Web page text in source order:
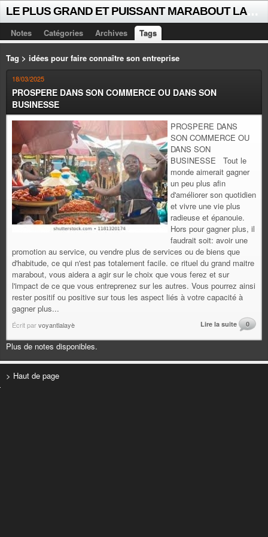
L
E PLUS GRAND ET PUISSANT MARABOUT LALAYE SORCIER VOYANT CELEBRE D'AFRIQUE INTERNATIONAL +229 +229 51021018
Notes Catégories Archives Tags
Tag > idées pour faire connaître son entreprise
18/03/2025
PROSPERE DANS SON COMMERCE OU DANS SON
BUSINESSE
PROSPERE DANS
SON COMMERCE OU
DANS SON
BUSINESSE Tout le
monde aimerait gagner
un peu plus afin
d'améliorer son quotidien
et vivre une vie plus
radieuse et épanouie.
Hors pour gagner plus, il
faudrait soit: avoir une
promotion au service, ou vendre plus de services ou de biens que
d'habitude, ce qui n'est pas totalement facile. ce rituel du grand maitre
marabout, vous aidera a agir sur le choix que vous ferez et sur
l'impact de ce que vous entreprenez sur les autres. Vous pourrez ainsi
rester positif ou positive sur tous les aspect liés à votre capacité à
gagner plus...
Écrit parvoyantlalayè Lire la suite 0
Plus de notes disponibles.
> Haut de page